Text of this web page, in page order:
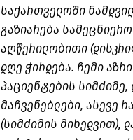
საქართველოში
გაზიარება
აღწერილობითი
დღე ჭირდება. ჩემი
პაციენტების
მაჩვენებლები, ასევე
(სიმძიმის მიხედვით),